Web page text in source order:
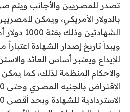
تصدر للمصريين والأجانب ويتم
بالدولار الأمريكي، ويمكن
الشهادتين
ويبدأ تاريخ إصدار الشهادة اعتباراً
للإيداع ويعتبر أساس العائد
والأحكام المنظمة لذلك، كما
الإقتراض بالجنيه المصري وحتى 50